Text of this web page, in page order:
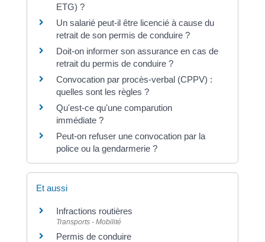
ETG) ?
Un salarié peut-il être licencié à cause du
retrait de son permis de conduire ?
Doit-on informer son assurance en cas de
retrait du permis de conduire ?
Convocation par procès-verbal (CPPV) :
quelles sont les règles ?
Qu'est-ce qu'une comparution
immédiate ?
Peut-on refuser une convocation par la
police ou la gendarmerie ?
Et aussi
Infractions routières
Transports - Mobilité
Permis de conduire